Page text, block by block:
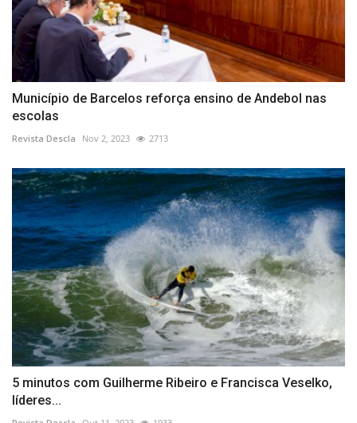
Município de Barcelos reforça ensino de Andebol nas
escolas
Revista Descla Nov 2, 2023 2713
5 minutos com Guilherme Ribeiro e Francisca Veselko,
líderes...